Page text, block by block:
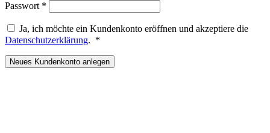
Passwort *
Ja, ich möchte ein Kundenkonto eröffnen und akzeptiere die
Datenschutzerklärung. *
Neues Kundenkonto anlegen